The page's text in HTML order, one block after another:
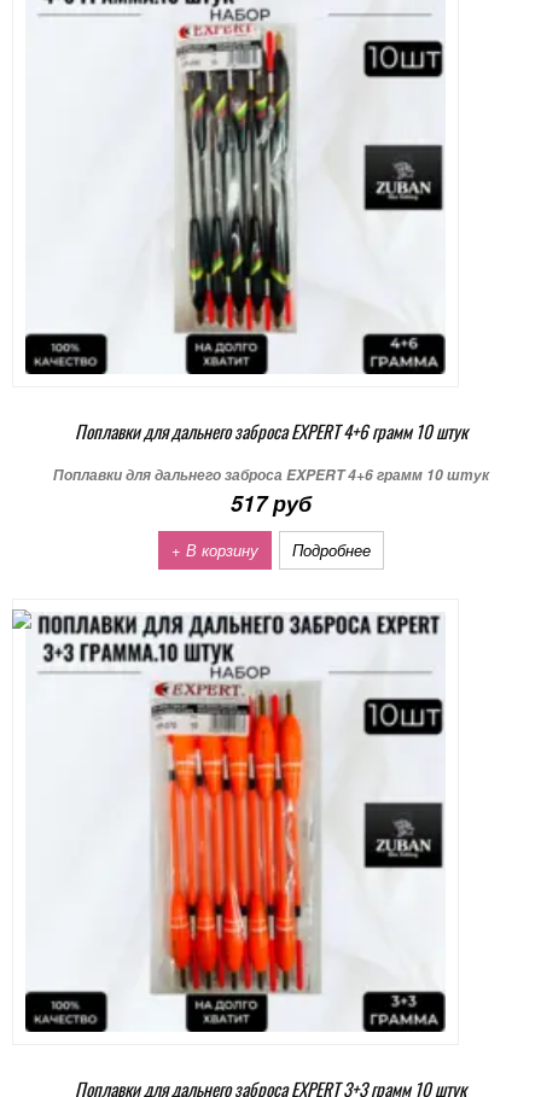
Поплавки для дальнего заброса EXPERT 4+6 грамм 10 штук
Поплавки для дальнего заброса EXPERT 4+6 грамм 10 штук
517 руб
+ В корзину Подробнее
Поплавки для дальнего заброса EXPERT 3+3 грамм 10 штук